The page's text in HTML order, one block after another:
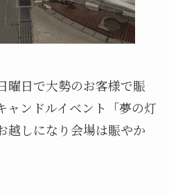
曜日で大勢のお客様で賑
ャンドルイベント「夢の灯
越しになり会場は賑やか